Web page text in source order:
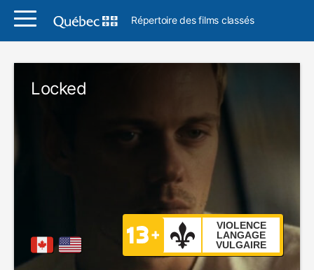
Répertoire des films classés
Locked
VIOLENCE
LANGAGE
VULGAIRE